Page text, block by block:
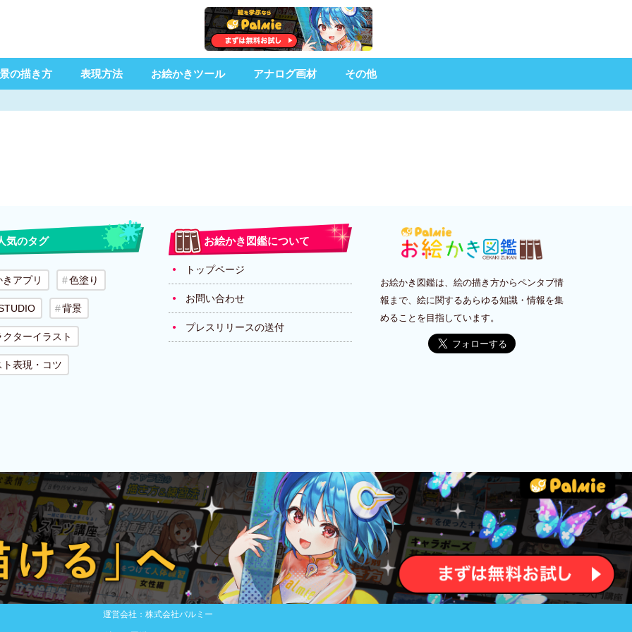
の描き方 表現方法 お絵かきツール アナログ画材 その他
気のタグ
アプリ 色塗り
背景
ターイラスト
ト表現・コツ
お絵かき図鑑について
トップページ
お問い合わせ
プレスリリースの送付
お絵かき図鑑は、絵の描き方からペンタブ情
報まで、絵に関するあらゆる知識・情報を集
めることを目指しています。
運営会社：株式会社パルミー